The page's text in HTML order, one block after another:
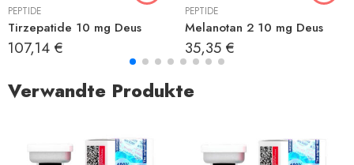
PEPTIDE
Tirzepatide 10 mg Deus
107,14 €
PEPTIDE
Melanotan 2 10 mg Deus
35,35 €
Verwandte Produkte